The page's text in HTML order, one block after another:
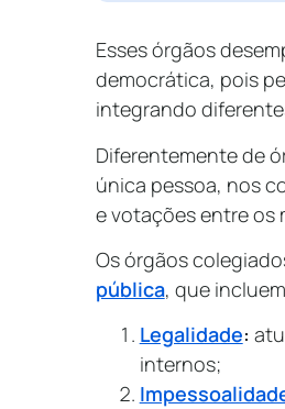
Esses órgãos
democrática, pois
integrando
Diferentemente de
única pessoa, nos
e votações entre os
Os órgãos
pública, que
Legalidade:
internos;